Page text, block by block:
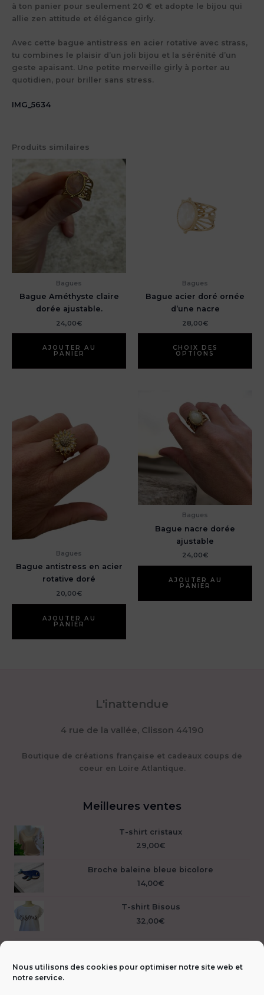
Nous utilisons des cookies pour optimiser notre site web et
notre service.
à ton panier pour seulement 20 € et adopte le bijou qui
allie zen attitude et élégance girly.
Avec cette bague antistress en acier rotative avec strass,
tu combines le plaisir d’un joli bijou et la sérénité d’un
geste apaisant. Une petite merveille girly à porter au
quotidien, pour briller sans stress.
IMG_5634
Produits similaires
Bagues
Bague Améthyste claire
dorée ajustable.
24,00€
AJOUTER AU
PANIER
Bagues
Bague acier doré ornée
d’une nacre
28,00€
CHOIX DES
OPTIONS
Ce
Bagues
Bague antistress en acier
rotative doré
20,00€
AJOUTER AU
PANIER
Bagues
Bague nacre dorée
ajustable
24,00€
AJOUTER AU
PANIER
L'inattendue
4 rue de la vallée, Clisson 44190
Boutique de créations française et cadeaux coups de
coeur en Loire Atlantique.
Meilleures ventes
T-shirt cristaux
29,00€
Broche baleine bleue bicolore
14,00€
T-shirt Bisous
32,00€